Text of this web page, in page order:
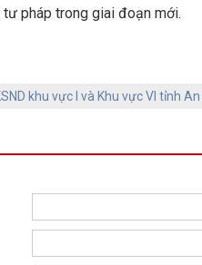
pháp trong giai đoạn mới.
khu vực I và Khu vực VI tỉnh